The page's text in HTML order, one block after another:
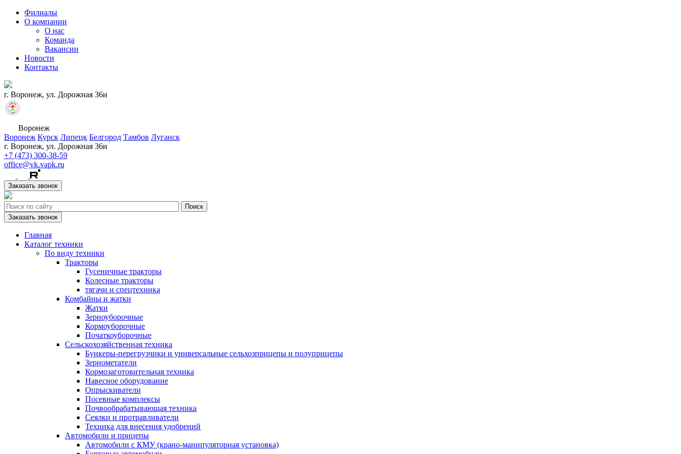
Филиалы
О компании
О нас
Команда
Вакансии
Новости
Контакты
г. Воронеж, ул. Дорожная 36и
Воронеж
Воронеж Курск Липецк Белгород Тамбов Луганск
г. Воронеж, ул. Дорожная 36и
+7 (473) 300-38-59
office@vk.vapk.ru
Заказать звонок
Заказать звонок
Главная
Каталог техники
По виду техники
Тракторы
Гусеничные тракторы
Колесные тракторы
тягачи и спецтехника
Комбайны и жатки
Жатки
Зерноуборочные
Кормоуборочные
Початкоуборочные
Сельскохозяйственная техника
Бункеры-перегрузчики и универсальные сельхозприцепы и полуприцепы
Зернометатели
Кормозаготовительная техника
Навесное оборудование
Опрыскиватели
Посевные комплексы
Почвообрабатывающая техника
Сеялки и протравливатели
Техника для внесения удобрений
Автомобили и прицепы
Автомобили с КМУ (крано-манипуляторная установка)